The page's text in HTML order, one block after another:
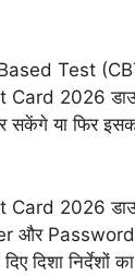
Test (CBT)
2026
सकेंगे या फिर
2026
Password
दिशा निर्देशों